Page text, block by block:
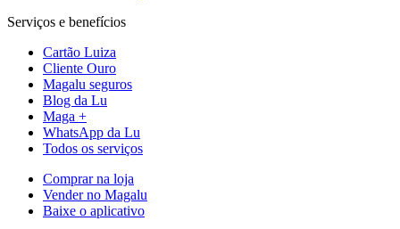
Serviços e benefícios
Cartão Luiza
Cliente Ouro
Magalu seguros
Blog da Lu
Maga +
WhatsApp da Lu
Todos os serviços
Comprar na loja
Vender no Magalu
Baixe o aplicativo